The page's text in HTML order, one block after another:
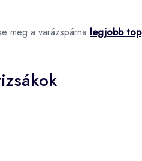
meg a varázspárna legjobb